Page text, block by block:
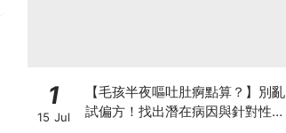
1
15 Jul
【毛孩半夜嘔吐肚痾點算？】別亂
試偏方！找出潛在病因與針對性營